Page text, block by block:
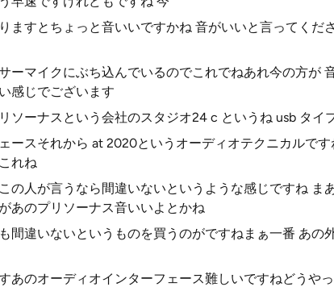
ますとちょっと音いいですかね 音がいいと言ってくだ
ーマイクにぶち込んでいるのでこれでねあれ今の方が
感じでございます
ソーナスという会社のスタジオ24 c というね usb タイ
ースそれから at 2020というオーディオテクニカルで
れね
の人が言うなら間違いないというような感じですね ま
あのプリソーナス音いいよとかね
間違いないというものを買うのがですねまぁ一番 あの
あのオーディオインターフェース難しいですねどうや